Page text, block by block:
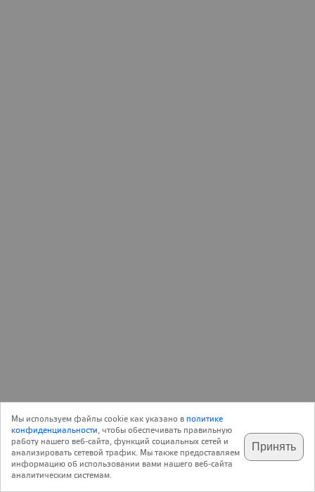
13 Февраля 2013 0
Новый отель — часть гостиничного комплекса
подпишитесь на наш
телеграм @archi_ru
✕
Мы используем файлы cookie как указано вполитике
конфиденциальности, чтобы обеспечивать правильную
работу нашего веб-сайта, функций социальных сетей и
анализировать сетевой трафик. Мы также предоставляем
информацию об использовании вами нашего веб-сайта
аналитическим системам.
Принять